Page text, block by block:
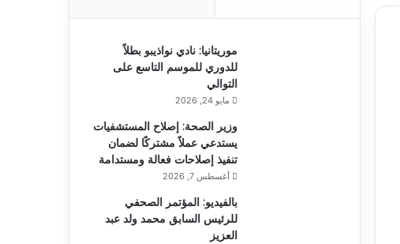
موريتانيا: نادي نواذيبو بطلاً
للدوري للموسم التاسع على
التوالي
مايو 24, 2026
وزير الصحة: إصلاح المستشفيات
يستدعي عملاً مشتركًا لضمان
تنفيذ إصلاحات فعالة ومستدامة
أغسطس 7, 2026
بالفيديو: المؤتمر الصحفي
للرئيس السابق محمد ولد عبد
العزيز